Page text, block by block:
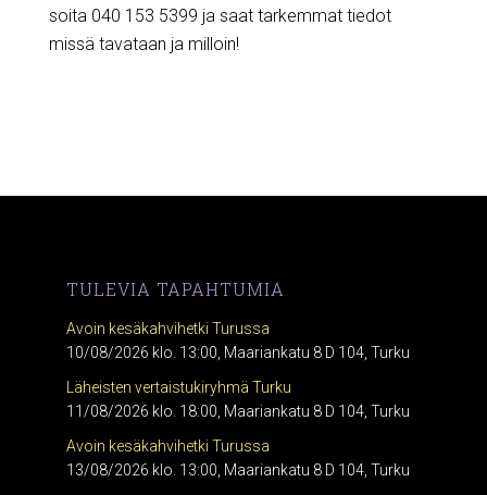
soita 040 153 5399 ja saat tarkemmat tiedot
missä tavataan ja milloin!
TULEVIA TAPAHTUMIA
Avoin kesäkahvihetki Turussa
10/08/2026 klo. 13:00, Maariankatu 8 D 104, Turku
Läheisten vertaistukiryhmä Turku
11/08/2026 klo. 18:00, Maariankatu 8 D 104, Turku
Avoin kesäkahvihetki Turussa
13/08/2026 klo. 13:00, Maariankatu 8 D 104, Turku